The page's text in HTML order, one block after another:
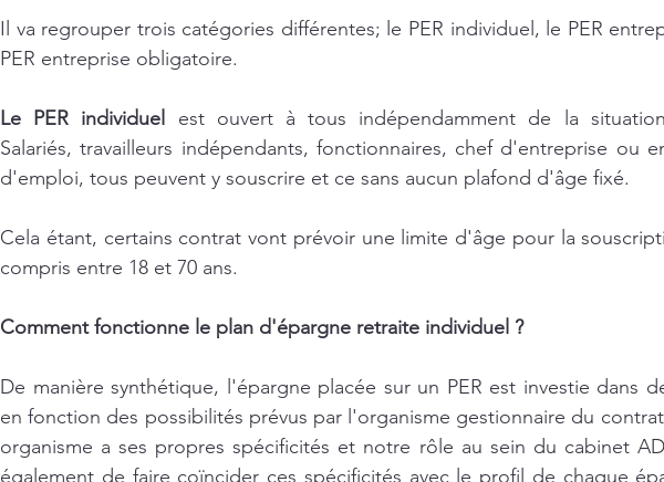
Il va regrouper trois catégories différentes; le PER individuel, le PER
PER entreprise obligatoire.
Le PER individuel
est ouvert à tous indépendamment de la
Salariés, travailleurs indépendants, fonctionnaires, chef d'entreprise ou
d'emploi, tous peuvent y souscrire et ce sans aucun plafond d'âge fixé.
Cela étant, certains contrat vont prévoir une limite d'âge pour la
compris entre 18 et 70 ans.
Comment fonctionne le plan d'épargne retraite individuel ?
De manière synthétique, l'épargne placée sur un PER est investie dans
en fonction des possibilités prévus par l'organisme gestionnaire du
organisme a ses propres spécificités et notre rôle au sein du cabinet
également de faire coïncider ces spécificités avec le profil de chaque